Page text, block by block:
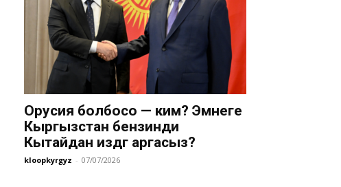
Орусия болбосо — ким? Эмнеге
Кыргызстан бензинди
Кытайдан издөөгө аргасыз?
kloopkyrgyz - 07/07/2026